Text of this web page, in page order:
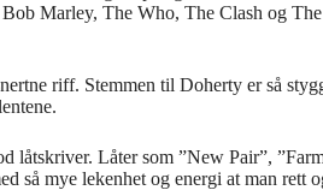
Marley, The Who, The Clash og The
riff. Stemmen til Doherty er så
Låter som ”New Pair”,
mye lekenhet og energi at man rett